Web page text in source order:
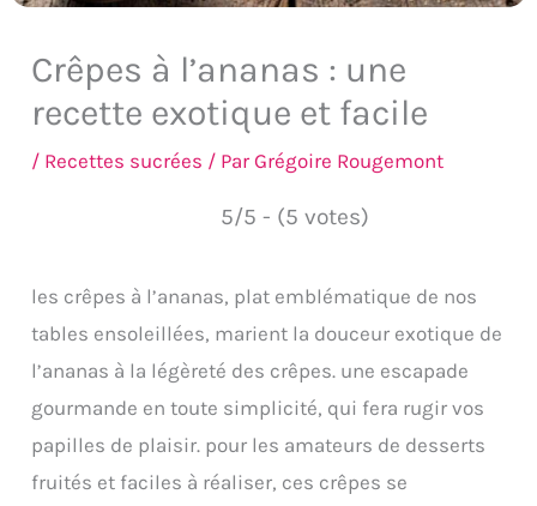
Crêpes à l’ananas : une
recette exotique et facile
/ Recettes sucrées / ParGrégoire Rougemont
5/5 - (5 votes)
les crêpes à l’ananas, plat emblématique de nos
tables ensoleillées, marient la douceur exotique de
l’ananas à la légèreté des crêpes. une escapade
gourmande en toute simplicité, qui fera rugir vos
papilles de plaisir. pour les amateurs de desserts
fruités et faciles à réaliser, ces crêpes se